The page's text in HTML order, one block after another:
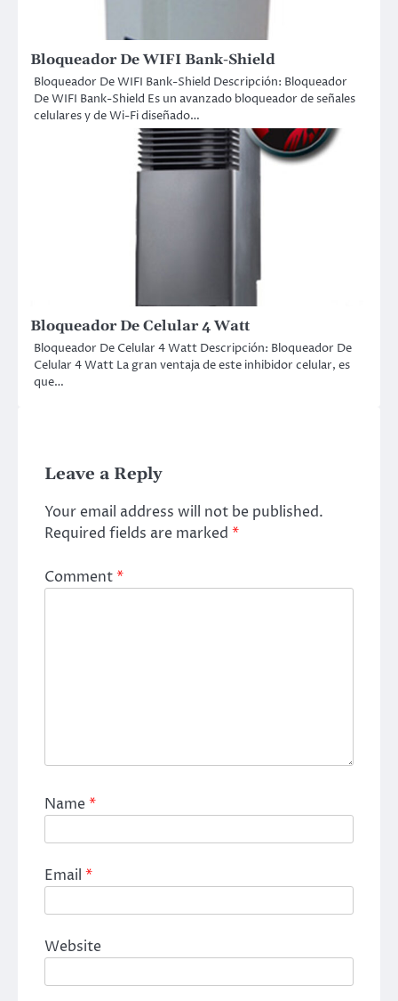
Bloqueador De WIFI Bank-Shield
Bloqueador De WIFI Bank-Shield Descripción: Bloqueador
De WIFI Bank-Shield Es un avanzado bloqueador de señales
celulares y de Wi-Fi diseñado…
Bloqueador De Celular 4 Watt
Bloqueador De Celular 4 Watt Descripción: Bloqueador De
Celular 4 Watt La gran ventaja de este inhibidor celular, es
que…
Leave a Reply
Your email address will not be published.
Required fields are marked *
Comment*
Name*
Email *
Website